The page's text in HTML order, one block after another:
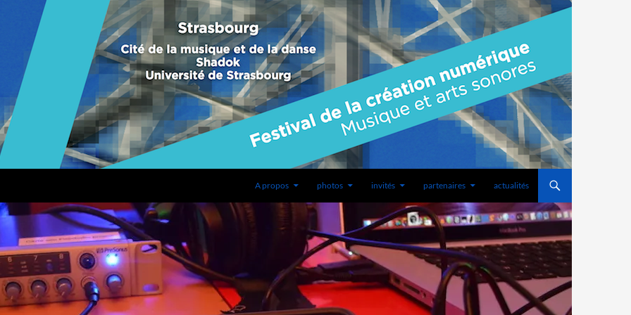
A propos photos invités partenaires actualités